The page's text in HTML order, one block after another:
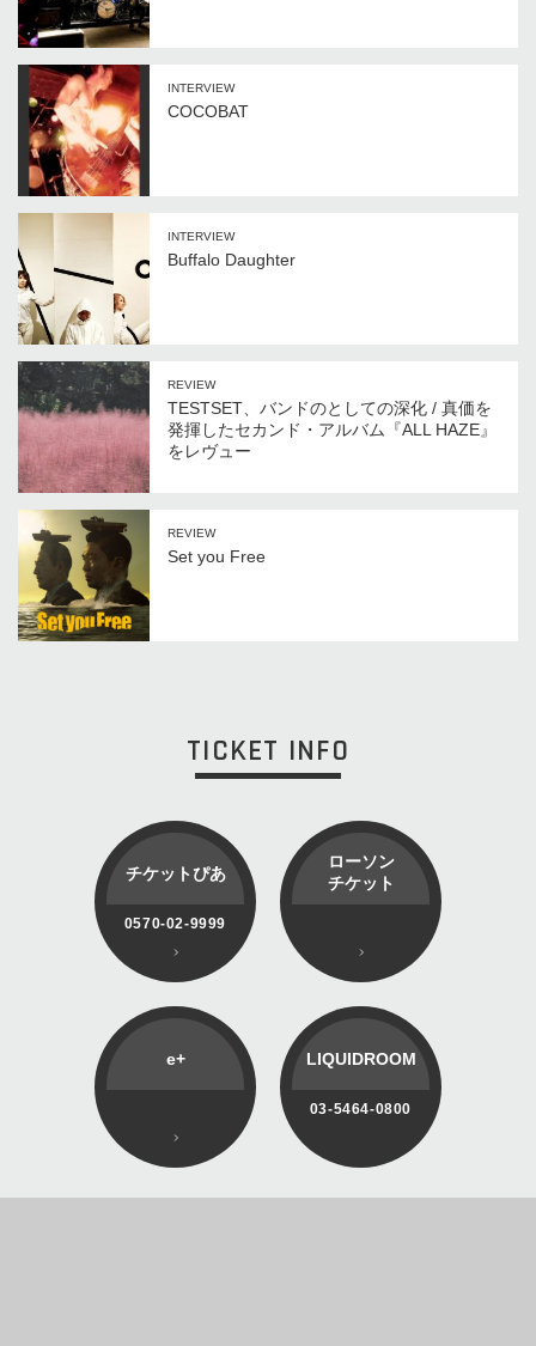
INTERVIEW
COCOBAT
INTERVIEW
Buffalo Daughter
REVIEW
TESTSET、バンドのとしての深化 / 真価を
発揮したセカンド・アルバム『ALL HAZE』
をレヴュー
REVIEW
Set you Free
TICKET INFO
チケットぴあ
0570-02-9999
ローソン
チケット
e+ LIQUIDROOM
03-5464-0800